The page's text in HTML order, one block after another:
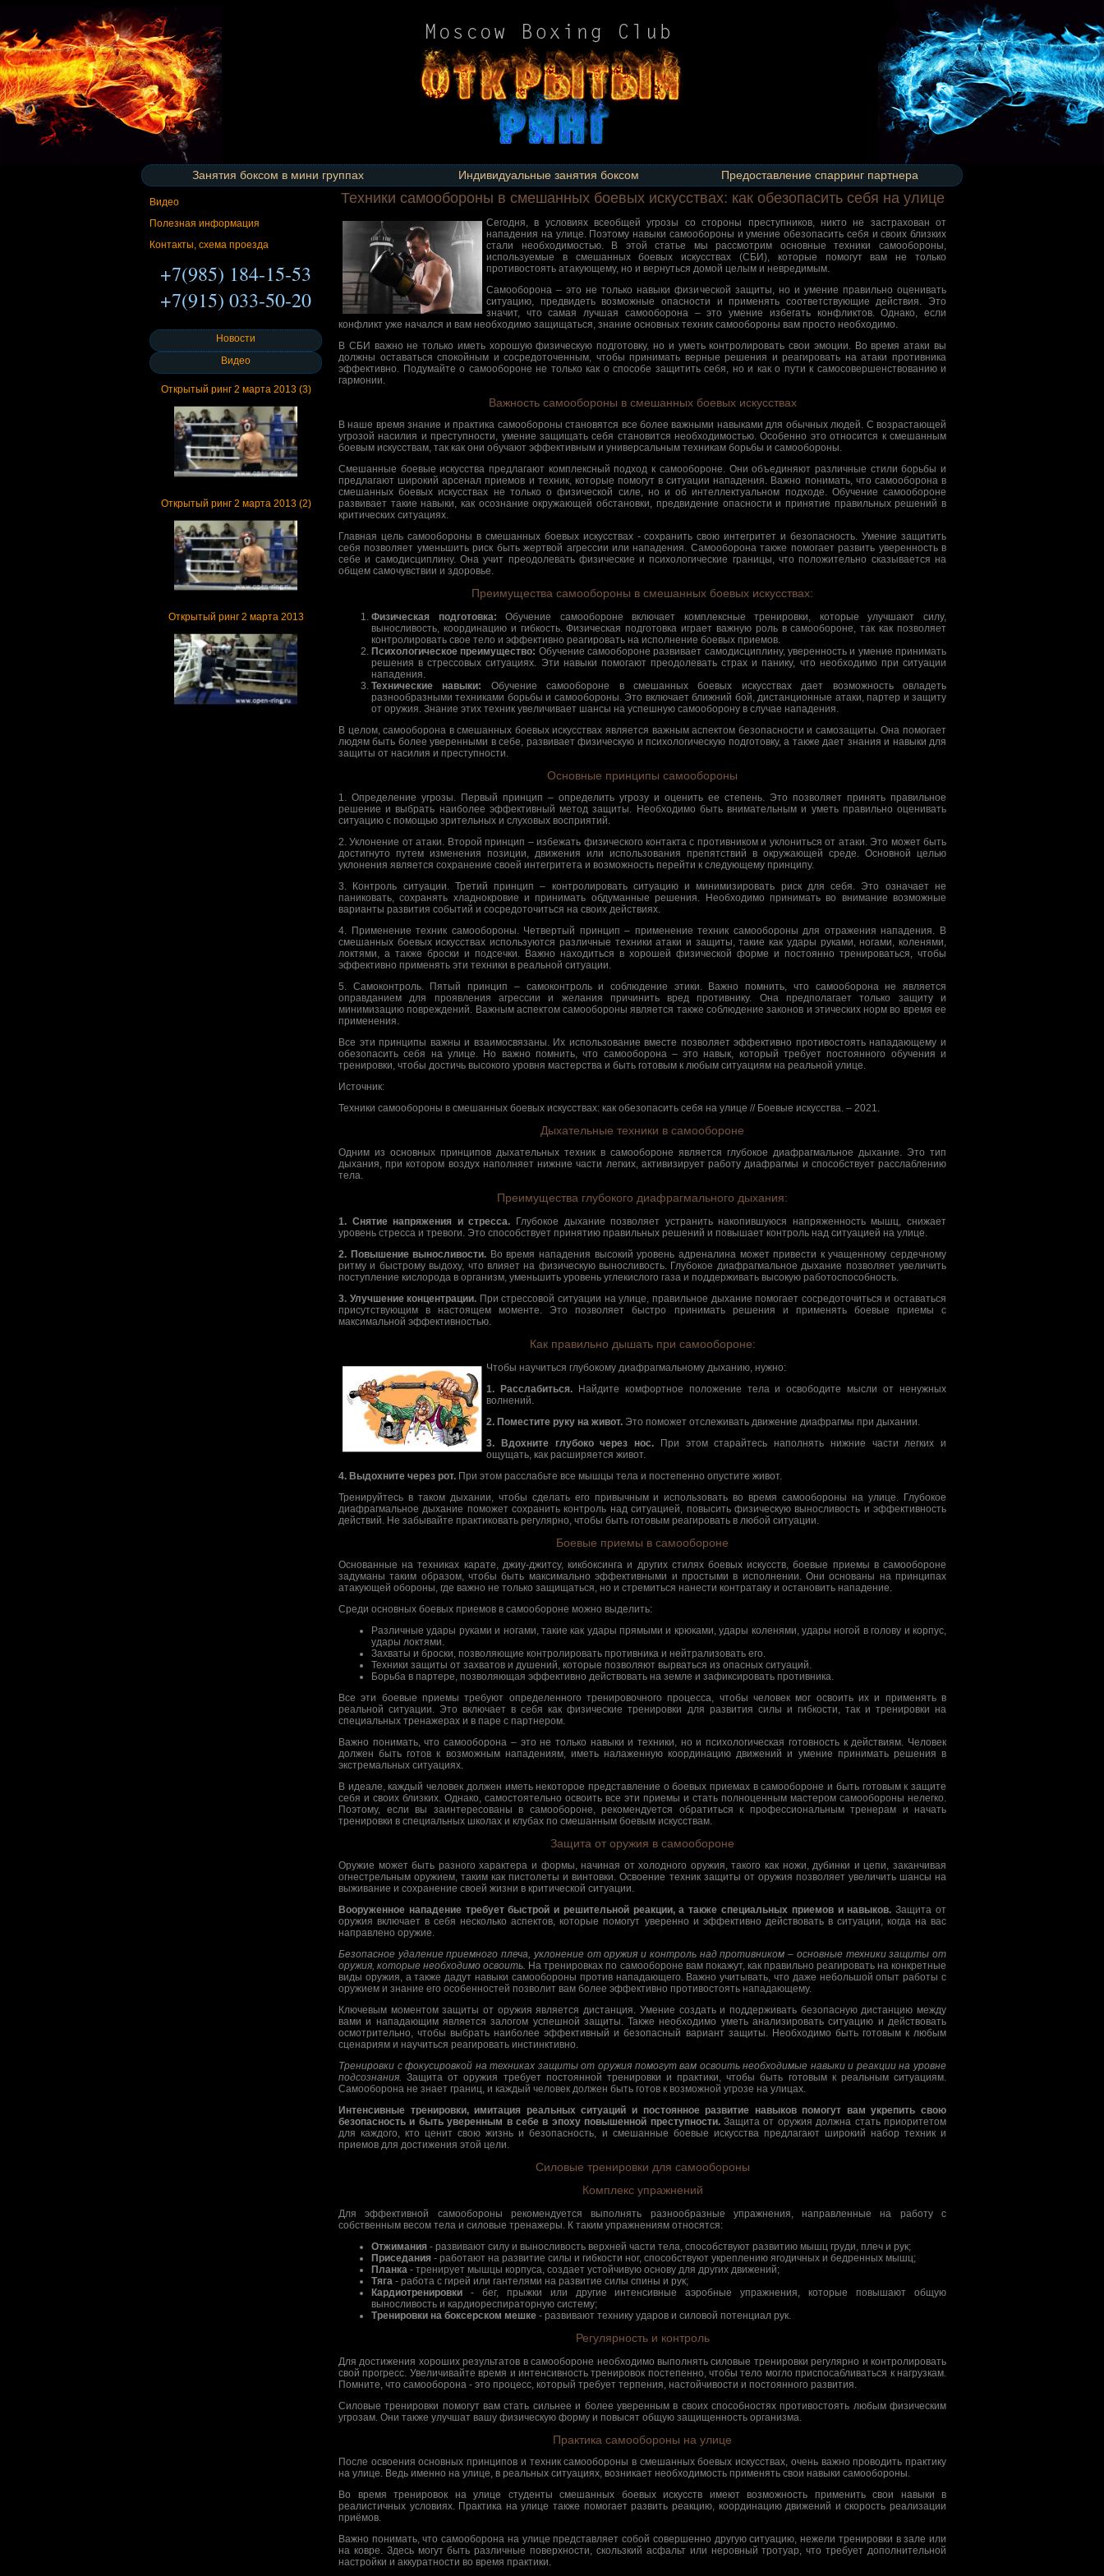
Занятия боксом в мини группах Индивидуальные занятия боксом Предоставление спарринг партнера
Видео
Полезная информация
Контакты, схема проезда
+7(985) 184-15-53
+7(915) 033-50-20
Новости
Видео
Открытый ринг 2 марта 2013 (3)
Открытый ринг 2 марта 2013 (2)
Открытый ринг 2 марта 2013
Техники самообороны в смешанных боевых искусствах: как обезопасить себя на улице
Сегодня, в условиях всеобщей угрозы со стороны преступников, никто не застрахован от
нападения на улице. Поэтому навыки самообороны и умение обезопасить себя и своих близких
стали необходимостью. В этой статье мы рассмотрим основные техники самообороны,
используемые в смешанных боевых искусствах (СБИ), которые помогут вам не только
противостоять атакующему, но и вернуться домой целым и невредимым.
Самооборона – это не только навыки физической защиты, но и умение правильно оценивать
ситуацию, предвидеть возможные опасности и применять соответствующие действия. Это
значит, что самая лучшая самооборона – это умение избегать конфликтов. Однако, если
конфликт уже начался и вам необходимо защищаться, знание основных техник самообороны вам просто необходимо.
В СБИ важно не только иметь хорошую физическую подготовку, но и уметь контролировать свои эмоции. Во время атаки вы
должны оставаться спокойным и сосредоточенным, чтобы принимать верные решения и реагировать на атаки противника
эффективно. Подумайте о самообороне не только как о способе защитить себя, но и как о пути к самосовершенствованию и
гармонии.
Важность самообороны в смешанных боевых искусствах
В наше время знание и практика самообороны становятся все более важными навыками для обычных людей. С возрастающей
угрозой насилия и преступности, умение защищать себя становится необходимостью. Особенно это относится к смешанным
боевым искусствам, так как они обучают эффективным и универсальным техникам борьбы и самообороны.
Смешанные боевые искусства предлагают комплексный подход к самообороне. Они объединяют различные стили борьбы и
предлагают широкий арсенал приемов и техник, которые помогут в ситуации нападения. Важно понимать, что самооборона в
смешанных боевых искусствах не только о физической силе, но и об интеллектуальном подходе. Обучение самообороне
развивает такие навыки, как осознание окружающей обстановки, предвидение опасности и принятие правильных решений в
критических ситуациях.
Главная цель самообороны в смешанных боевых искусствах - сохранить свою интегритет и безопасность. Умение защитить
себя позволяет уменьшить риск быть жертвой агрессии или нападения. Самооборона также помогает развить уверенность в
себе и самодисциплину. Она учит преодолевать физические и психологические границы, что положительно сказывается на
общем самочувствии и здоровье.
Преимущества самообороны в смешанных боевых искусствах:
Физическая подготовка: Обучение самообороне включает комплексные тренировки, которые улучшают силу,
выносливость, координацию и гибкость. Физическая подготовка играет важную роль в самообороне, так как позволяет
контролировать свое тело и эффективно реагировать на исполнение боевых приемов.
Психологическое преимущество: Обучение самообороне развивает самодисциплину, уверенность и умение принимать
решения в стрессовых ситуациях. Эти навыки помогают преодолевать страх и панику, что необходимо при ситуации
нападения.
Технические навыки:
Обучение самообороне в смешанных боевых искусствах дает возможность овладеть
разнообразными техниками борьбы и самообороны. Это включает ближний бой, дистанционные атаки, партер и защиту
от оружия. Знание этих техник увеличивает шансы на успешную самооборону в случае нападения.
В целом, самооборона в смешанных боевых искусствах является важным аспектом безопасности и самозащиты. Она помогает
людям быть более уверенными в себе, развивает физическую и психологическую подготовку, а также дает знания и навыки для
защиты от насилия и преступности.
Основные принципы самообороны
1. Определение угрозы. Первый принцип – определить угрозу и оценить ее степень. Это позволяет принять правильное
решение и выбрать наиболее эффективный метод защиты. Необходимо быть внимательным и уметь правильно оценивать
ситуацию с помощью зрительных и слуховых восприятий.
2. Уклонение от атаки. Второй принцип – избежать физического контакта с противником и уклониться от атаки. Это может быть
достигнуто путем изменения позиции, движения или использования препятствий в окружающей среде. Основной целью
уклонения является сохранение своей интегритета и возможность перейти к следующему принципу.
3. Контроль ситуации. Третий принцип – контролировать ситуацию и минимизировать риск для себя. Это означает не
паниковать, сохранять хладнокровие и принимать обдуманные решения. Необходимо принимать во внимание возможные
варианты развития событий и сосредоточиться на своих действиях.
4. Применение техник самообороны. Четвертый принцип – применение техник самообороны для отражения нападения. В
смешанных боевых искусствах используются различные техники атаки и защиты, такие как удары руками, ногами, коленями,
локтями, а также броски и подсечки. Важно находиться в хорошей физической форме и постоянно тренироваться, чтобы
эффективно применять эти техники в реальной ситуации.
5. Самоконтроль. Пятый принцип – самоконтроль и соблюдение этики. Важно помнить, что самооборона не является
оправданием для проявления агрессии и желания причинить вред противнику. Она предполагает только защиту и
минимизацию повреждений. Важным аспектом самообороны является также соблюдение законов и этических норм во время ее
применения.
Все эти принципы важны и взаимосвязаны. Их использование вместе позволяет эффективно противостоять нападающему и
обезопасить себя на улице. Но важно помнить, что самооборона – это навык, который требует постоянного обучения и
тренировки, чтобы достичь высокого уровня мастерства и быть готовым к любым ситуациям на реальной улице.
Источник:
Техники самообороны в смешанных боевых искусствах: как обезопасить себя на улице // Боевые искусства. – 2021.
Дыхательные техники в самообороне
Одним из основных принципов дыхательных техник в самообороне является глубокое диафрагмальное дыхание. Это тип
дыхания, при котором воздух наполняет нижние части легких, активизирует работу диафрагмы и способствует расслаблению
тела.
Преимущества глубокого диафрагмального дыхания:
1. Снятие напряжения и стресса. Глубокое дыхание позволяет устранить накопившуюся напряженность мышц, снижает
уровень стресса и тревоги. Это способствует принятию правильных решений и повышает контроль над ситуацией на улице.
2. Повышение выносливости. Во время нападения высокий уровень адреналина может привести к учащенному сердечному
ритму и быстрому выдоху, что влияет на физическую выносливость. Глубокое диафрагмальное дыхание позволяет увеличить
поступление кислорода в организм, уменьшить уровень углекислого газа и поддерживать высокую работоспособность.
3. Улучшение концентрации. При стрессовой ситуации на улице, правильное дыхание помогает сосредоточиться и оставаться
присутствующим в настоящем моменте. Это позволяет быстро принимать решения и применять боевые приемы с
максимальной эффективностью.
Как правильно дышать при самообороне:
Чтобы научиться глубокому диафрагмальному дыханию, нужно:
1. Расслабиться.Найдите комфортное положение тела и освободите мысли от ненужных
волнений.
2. Поместите руку на живот. Это поможет отслеживать движение диафрагмы при дыхании.
3. Вдохните глубоко через нос. При этом старайтесь наполнять нижние части легких и
ощущать, как расширяется живот.
4. Выдохните через рот. При этом расслабьте все мышцы тела и постепенно опустите живот.
Тренируйтесь в таком дыхании, чтобы сделать его привычным и использовать во время самообороны на улице. Глубокое
диафрагмальное дыхание поможет сохранить контроль над ситуацией, повысить физическую выносливость и эффективность
действий. Не забывайте практиковать регулярно, чтобы быть готовым реагировать в любой ситуации.
Боевые приемы в самообороне
Основанные на техниках карате, джиу-джитсу, кикбоксинга и других стилях боевых искусств, боевые приемы в самообороне
задуманы таким образом, чтобы быть максимально эффективными и простыми в исполнении. Они основаны на принципах
атакующей обороны, где важно не только защищаться, но и стремиться нанести контратаку и остановить нападение.
Среди основных боевых приемов в самообороне можно выделить:
Различные удары руками и ногами, такие как удары прямыми и крюками, удары коленями, удары ногой в голову и корпус,
удары локтями.
Захваты и броски, позволяющие контролировать противника и нейтрализовать его.
Техники защиты от захватов и душений, которые позволяют вырваться из опасных ситуаций.
Борьба в партере, позволяющая эффективно действовать на земле и зафиксировать противника.
Все эти боевые приемы требуют определенного тренировочного процесса, чтобы человек мог освоить их и применять в
реальной ситуации. Это включает в себя как физические тренировки для развития силы и гибкости, так и тренировки на
специальных тренажерах и в паре с партнером.
Важно понимать, что самооборона – это не только навыки и техники, но и психологическая готовность к действиям. Человек
должен быть готов к возможным нападениям, иметь налаженную координацию движений и умение принимать решения в
экстремальных ситуациях.
В идеале, каждый человек должен иметь некоторое представление о боевых приемах в самообороне и быть готовым к защите
себя и своих близких. Однако, самостоятельно освоить все эти приемы и стать полноценным мастером самообороны нелегко.
Поэтому, если вы заинтересованы в самообороне, рекомендуется обратиться к профессиональным тренерам и начать
тренировки в специальных школах и клубах по смешанным боевым искусствам.
Защита от оружия в самообороне
Оружие может быть разного характера и формы, начиная от холодного оружия, такого как ножи, дубинки и цепи, заканчивая
огнестрельным оружием, таким как пистолеты и винтовки. Освоение техник защиты от оружия позволяет увеличить шансы на
выживание и сохранение своей жизни в критической ситуации.
Вооруженное нападение требует быстрой и решительной реакции, а также специальных приемов и навыков. Защита от
оружия включает в себя несколько аспектов, которые помогут уверенно и эффективно действовать в ситуации, когда на вас
направлено оружие.
Безопасное удаление приемного плеча, уклонение от оружия и контроль над противником – основные техники защиты от
оружия, которые необходимо освоить. На тренировках по самообороне вам покажут, как правильно реагировать на конкретные
виды оружия, а также дадут навыки самообороны против нападающего. Важно учитывать, что даже небольшой опыт работы с
оружием и знание его особенностей позволит вам более эффективно противостоять нападающему.
Ключевым моментом защиты от оружия является дистанция. Умение создать и поддерживать безопасную дистанцию между
вами и нападающим является залогом успешной защиты. Также необходимо уметь анализировать ситуацию и действовать
осмотрительно, чтобы выбрать наиболее эффективный и безопасный вариант защиты. Необходимо быть готовым к любым
сценариям и научиться реагировать инстинктивно.
Тренировки с фокусировкой на техниках защиты от оружия помогут вам освоить необходимые навыки и реакции на уровне
подсознания. Защита от оружия требует постоянной тренировки и практики, чтобы быть готовым к реальным ситуациям.
Самооборона не знает границ, и каждый человек должен быть готов к возможной угрозе на улицах.
Интенсивные тренировки, имитация реальных ситуаций и постоянное развитие навыков помогут вам укрепить свою
безопасность и быть уверенным в себе в эпоху повышенной преступности.Защита от оружия должна стать приоритетом
для каждого, кто ценит свою жизнь и безопасность, и смешанные боевые искусства предлагают широкий набор техник и
приемов для достижения этой цели.
Силовые тренировки для самообороны
Комплекс упражнений
Для эффективной самообороны рекомендуется выполнять разнообразные упражнения, направленные на работу с
собственным весом тела и силовые тренажеры. К таким упражнениям относятся:
Отжимания - развивают силу и выносливость верхней части тела, способствуют развитию мышц груди, плеч и рук;
Приседания - работают на развитие силы и гибкости ног, способствуют укреплению ягодичных и бедренных мышц;
Планка - тренирует мышцы корпуса, создает устойчивую основу для других движений;
Тяга - работа с гирей или гантелями на развитие силы спины и рук;
Кардиотренировки - бег, прыжки или другие интенсивные аэробные упражнения, которые повышают общую
выносливость и кардиореспираторную систему;
Тренировки на боксерском мешке - развивают технику ударов и силовой потенциал рук.
Регулярность и контроль
Для достижения хороших результатов в самообороне необходимо выполнять силовые тренировки регулярно и контролировать
свой прогресс. Увеличивайте время и интенсивность тренировок постепенно, чтобы тело могло приспосабливаться к нагрузкам.
Помните, что самооборона - это процесс, который требует терпения, настойчивости и постоянного развития.
Силовые тренировки помогут вам стать сильнее и более уверенным в своих способностях противостоять любым физическим
угрозам. Они также улучшат вашу физическую форму и повысят общую защищенность организма.
Практика самообороны на улице
После освоения основных принципов и техник самообороны в смешанных боевых искусствах, очень важно проводить практику
на улице. Ведь именно на улице, в реальных ситуациях, возникает необходимость применять свои навыки самообороны.
Во время тренировок на улице студенты смешанных боевых искусств имеют возможность применить свои навыки в
реалистичных условиях. Практика на улице также помогает развить реакцию, координацию движений и скорость реализации
приёмов.
Важно понимать, что самооборона на улице представляет собой совершенно другую ситуацию, нежели тренировки в зале или
на ковре. Здесь могут быть различные поверхности, скользкий асфальт или неровный тротуар, что требует дополнительной
настройки и аккуратности во время практики.